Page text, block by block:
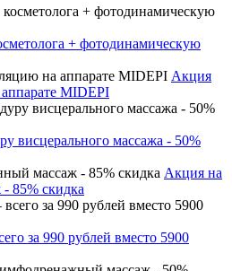
+ фотодинамическую
Акция
MIDEPI
висцерального массажа - 50%
Акция на
85% скидка
за 990 рублей вместо 5900